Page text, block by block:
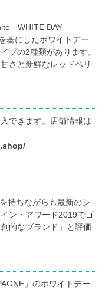
- WHITE DAY
基にしたホワイトデー
プの2種類があります。
さと新鮮なレッドベリ
できます。店舗情報は
持ちながらも最新のシ
ン・アワード2019でゴ
的なブランド」と評価
」のホワイトデー